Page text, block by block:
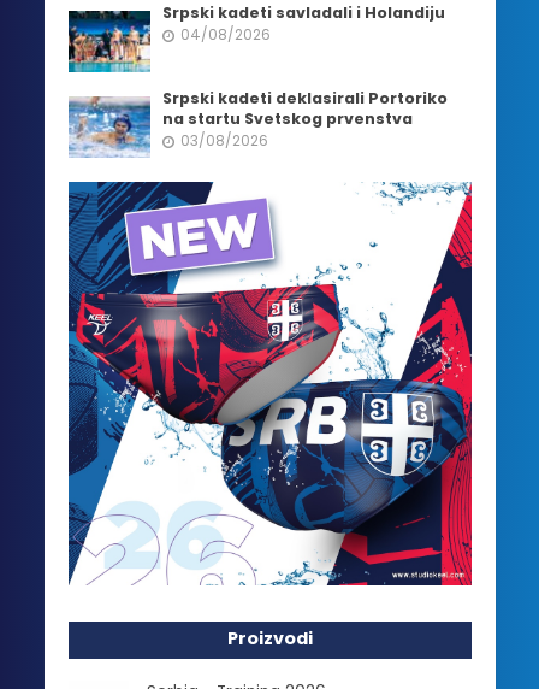
Srpski kadeti savladali i Holandiju
04/08/2026
Srpski kadeti deklasirali Portoriko
na startu Svetskog prvenstva
03/08/2026
Proizvodi